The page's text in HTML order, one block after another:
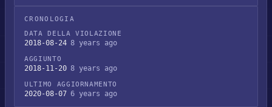
CRONOLOGIA
DATA DELLA VIOLAZIONE
2018-08-24 8 years ago
AGGIUNTO
2018-11-20 8 years ago
ULTIMO AGGIORNAMENTO
2020-08-07 6 years ago